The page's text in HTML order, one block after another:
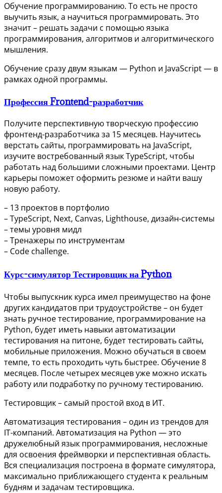
Обучение программированию. То есть не просто
выучить язык, а научиться программировать. Это
значит – решать задачи с помощью языка
программирования, алгоритмов и алгоритмического
мышления.
Обучение сразу двум языкам — Python и JavaScript — в
рамках одной программы.
Профессия Frontend-разработчик
Получите перспективную творческую профессию
фронтенд-разработчика за 15 месяцев. Научитесь
верстать сайты, программировать на JavaScript,
изучите востребованный язык TypeScript, чтобы
работать над большими сложными проектами. Центр
карьеры поможет оформить резюме и найти вашу
новую работу.
– 13 проектов в портфолио
– TypeScript, Next, Canvas, Lighthouse, дизайн-системы
– темы уровня мидл
– Тренажеры по инструментам
– Code challenge.
Курс-симулятор Тестировщик на Python
Чтобы выпускник курса имел преимущество на фоне
других кандидатов при трудоустройстве – он будет
знать ручное тестирование, программирование на
Python, будет иметь навыки автоматизации
тестирования на питоне, будет тестировать сайты,
мобильные приложения. Можно обучаться в своем
темпе, то есть проходить чуть быстрее. Обучение 8
месяцев. После четырех месяцев уже можно искать
работу или подработку по ручному тестированию.
Тестировщик – самый простой вход в ИТ.
Автоматизация тестирования – один из трендов для
IT-компаний. Автоматизация на Python — это
дружелюбный язык программирования, несложные
для освоения фреймворки и перспективная область.
Вся специализация построена в формате симулятора,
максимально приближающего студента к реальным
будням и задачам тестировщика.